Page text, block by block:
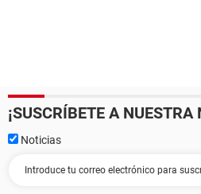
¡SUSCRÍBETE A NUESTRA
Noticias